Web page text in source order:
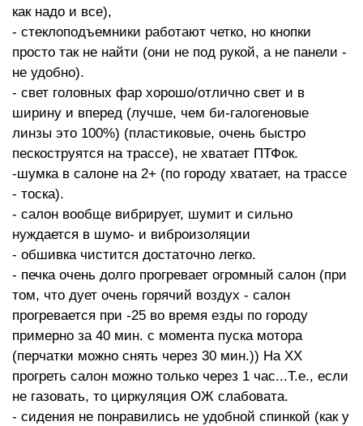
как надо и все),
- стеклоподъемники работают четко, но кнопки
просто так не найти (они не под рукой, а не панели -
не удобно).
- свет головных фар хорошо/отлично свет и в
ширину и вперед (лучше, чем би-галогеновые
линзы это 100%) (пластиковые, очень быстро
пескоструятся на трассе), не хватает ПТФок.
-шумка в салоне на 2+ (по городу хватает, на трассе
- тоска).
- салон вообще вибрирует, шумит и сильно
нуждается в шумо- и виброизоляции
- обшивка чистится достаточно легко.
- печка очень долго прогревает огромный салон (при
том, что дует очень горячий воздух - салон
прогревается при -25 во время езды по городу
примерно за 40 мин. с момента пуска мотора
(перчатки можно снять через 30 мин.)) На ХХ
прогреть салон можно только через 1 час...Т.е., если
не газовать, то циркуляция ОЖ слабовата.
- сидения не понравились не удобной спинкой (как у